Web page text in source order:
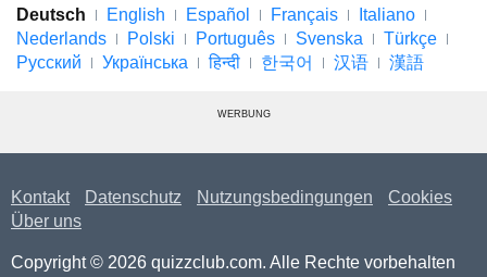
Deutsch English Español Français
Italiano
Nederlands
Polski Português Svenska
Türkçe
Русский
Українська हिन्दी 한국어 汉语 漢語
WERBUNG
Kontakt Datenschutz Nutzungsbedingungen
Cookies
Über uns
Copyright © 2026 quizzclub.com. Alle Rechte vorbehalten